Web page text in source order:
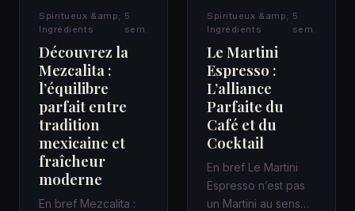
Spiritueux &amp;
Ingrédients
5
sem.
Découvrez la
Mezcalita :
l’équilibre
parfait entre
tradition
mexicaine et
fraîcheur
moderne
En bref Mezcalita :
Spiritueux &amp;
Ingrédients
5
sem.
Le Martini
Espresso :
L’alliance
Parfaite du
Café et du
Cocktail
En bref Le Martini
Espresso n’est pas
un Martini au sens